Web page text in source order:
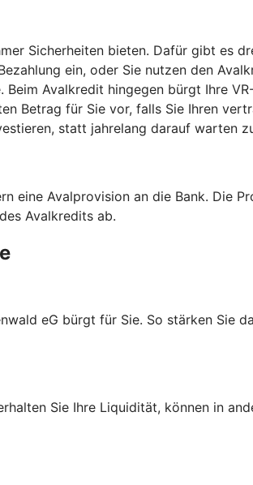
Sicherheiten bieten. Dafür gibt es
ein, oder Sie nutzen den
Avalkredit hingegen bürgt Ihre
Betrag für Sie vor, falls Sie Ihren
statt jahrelang darauf warten
eine Avalprovision an die Bank. Die
Avalkredits ab.
eG bürgt für Sie. So stärken Sie
Sie Ihre Liquidität, können in